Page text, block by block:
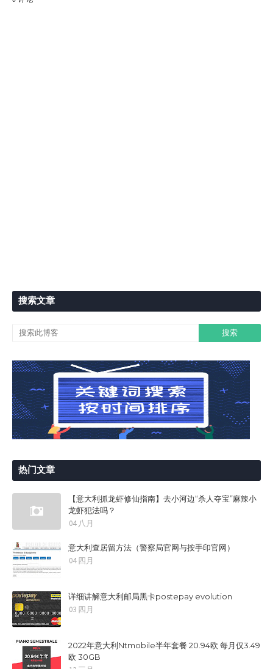
搜索文章
热门文章
【意大利抓龙虾修仙指南】去小河边“杀人夺宝”麻辣小
龙虾犯法吗？
04 八月
意大利查居留方法（警察局官网与按手印官网）
04 四月
详细讲解意大利邮局黑卡postepay evolution
03 四月
2022年意大利Ntmobile半年套餐 20.94欧 每月仅3.49
欧 30GB